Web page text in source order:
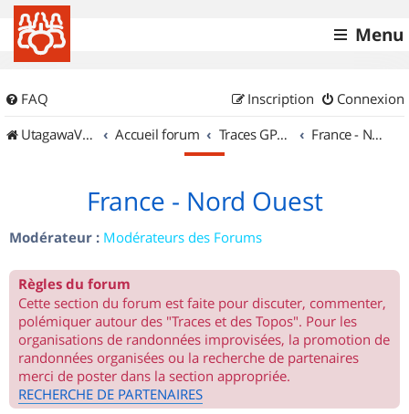
Menu
FAQ Connexion
Inscription
UtagawaVTT (Randos VTT et VTTAE avec traces GPS)
Accueil forum Traces GPS de randos VTT France - Nord Ouest
France - Nord Ouest
Modérateur : Modérateurs des Forums
Règles du forum
Cette section du forum est faite pour discuter, commenter,
polémiquer autour des "Traces et des Topos". Pour les
organisations de randonnées improvisées, la promotion de
randonnées organisées ou la recherche de partenaires
merci de poster dans la section appropriée.
RECHERCHE DE PARTENAIRES